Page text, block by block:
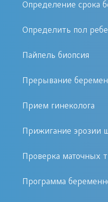
осмотр
Общий анализ
УЗИ скрининг (2
Анализ крови на
антитела
Консультация
Определение срока
Определить пол
Пайпель биопсия
Прерывание
Прием гинеколога
Прижигание эрозии
Проверка маточных
Программа